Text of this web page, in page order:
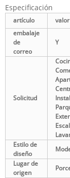
Especificación
artículo
valor
embalaje
de
correo
Y
Solicitud
Estilo de
diseño
Lugar de
origen